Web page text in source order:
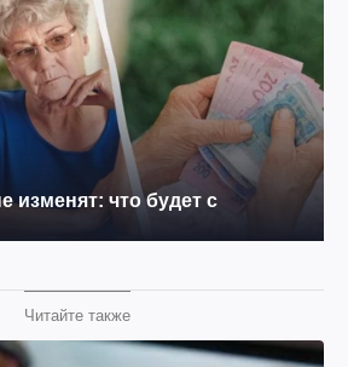
Читайте также